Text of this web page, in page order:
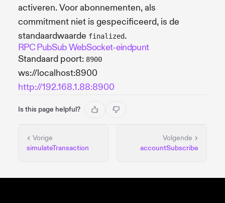
activeren. Voor abonnementen, als
commitment niet is gespecificeerd, is de
standaardwaarde finalized.
RPC PubSub WebSocket-eindpunt
Standaard poort: 8900
ws://localhost:8900
http://192.168.1.88:8900
Is this page helpful?
Vorige
simulateTransaction
Volgende
accountSubscribe